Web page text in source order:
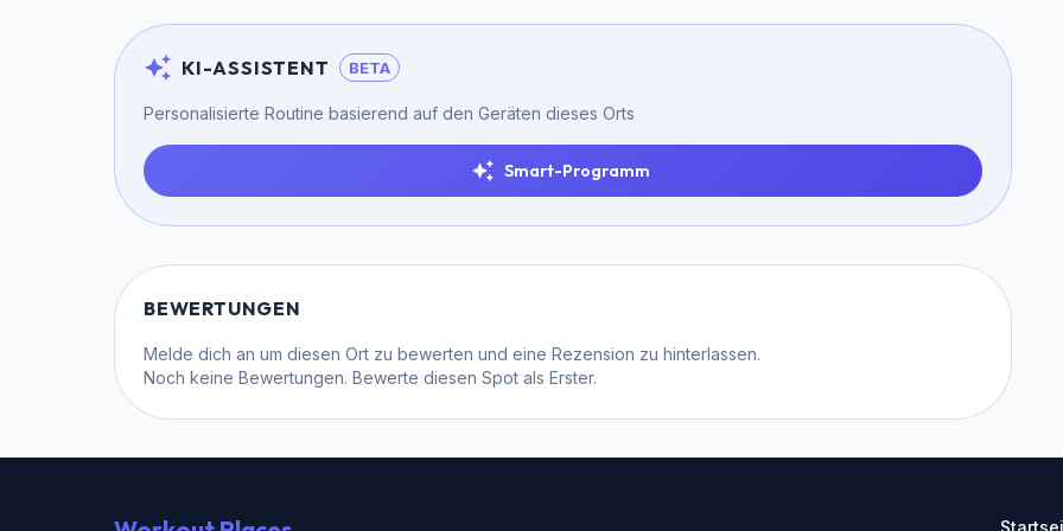
KI-ASSISTENT BETA
Personalisierte Routine basierend auf den Geräten dieses Orts
Smart-Programm
BEWERTUNGEN
Melde dich an um diesen Ort zu bewerten und eine Rezension zu hinterlassen.
Noch keine Bewertungen. Bewerte diesen Spot als Erster.